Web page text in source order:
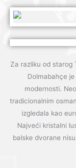
Za razliku od starog
Dolmabahçe
modernosti.
tradicionalnim
izgledala kao
Najveći kristalni
balske dvorane